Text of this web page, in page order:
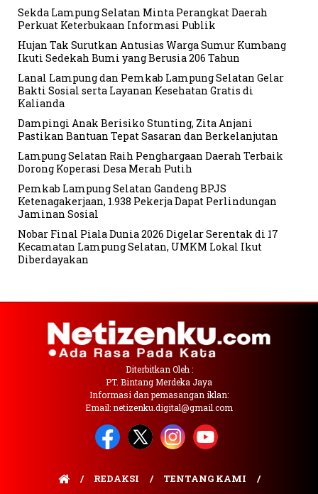
Sekda Lampung Selatan Minta Perangkat Daerah
Perkuat Keterbukaan Informasi Publik
Hujan Tak Surutkan Antusias Warga Sumur Kumbang
Ikuti Sedekah Bumi yang Berusia 206 Tahun
Lanal Lampung dan Pemkab Lampung Selatan Gelar
Bakti Sosial serta Layanan Kesehatan Gratis di
Kalianda
Dampingi Anak Berisiko Stunting, Zita Anjani
Pastikan Bantuan Tepat Sasaran dan Berkelanjutan
Lampung Selatan Raih Penghargaan Daerah Terbaik
Dorong Koperasi Desa Merah Putih
Pemkab Lampung Selatan Gandeng BPJS
Ketenagakerjaan, 1.938 Pekerja Dapat Perlindungan
Jaminan Sosial
Nobar Final Piala Dunia 2026 Digelar Serentak di 17
Kecamatan Lampung Selatan, UMKM Lokal Ikut
Diberdayakan
Diterbitkan Oleh :
PT. Bintang Merdeka Jaya
Informasi dan pemasangan iklan:
Email: netizenku.digital@gmail.com
REDAKSI
TENTANG KAMI